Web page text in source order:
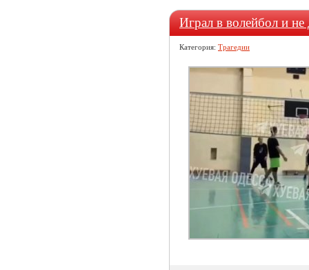
Играл в волейбол и не
Категория: Трагедии